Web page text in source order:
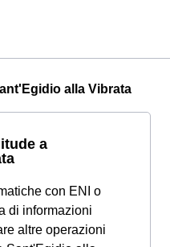
alla Vibrata
a
con ENI o
di informazioni
altre operazioni